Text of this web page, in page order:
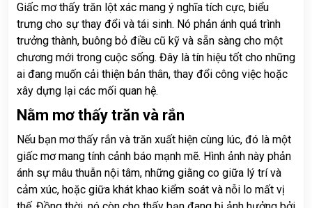
Giấc mơ thấy trăn lột xác mang ý nghĩa tích cực, biểu
trưng cho sự thay đổi và tái sinh. Nó phản ánh quá trình
trưởng thành, buông bỏ điều cũ kỹ và sẵn sàng cho một
chương mới trong cuộc sống. Đây là tín hiệu tốt cho những
ai đang muốn cải thiện bản thân, thay đổi công việc hoặc
xây dựng lại các mối quan hệ.
Nằm mơ thấy trăn và rắn
Nếu bạn mơ thấy rắn và trăn xuất hiện cùng lúc, đó là một
giấc mơ mang tính cảnh báo mạnh mẽ. Hình ảnh này phản
ánh sự mâu thuẫn nội tâm, những giằng co giữa lý trí và
cảm xúc, hoặc giữa khát khao kiểm soát và nỗi lo mất vị